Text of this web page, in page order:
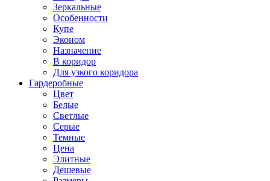
Зеркальные
Особенности
Купе
Эконом
Назначение
В коридор
Для узкого коридора
Гардеробные
Цвет
Белые
Светлые
Серые
Темные
Цена
Элитные
Дешевые